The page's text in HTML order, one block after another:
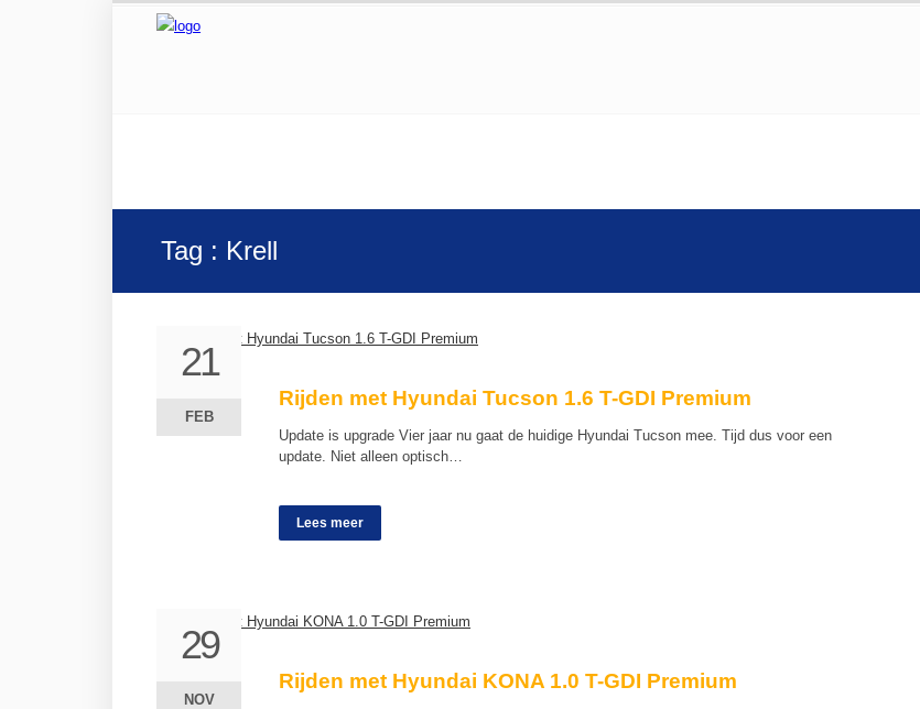
Tag : Krell
Rijden met Hyundai Tucson 1.6 T-GDI Premium
Update is upgrade Vier jaar nu gaat de huidige Hyundai Tucson mee. Tijd dus voor een
update. Niet alleen optisch…
Lees meer
21
FEB
21
FEB
Rijden met Hyundai KONA 1.0 T-GDI Premium
29
NOV
29
NOV